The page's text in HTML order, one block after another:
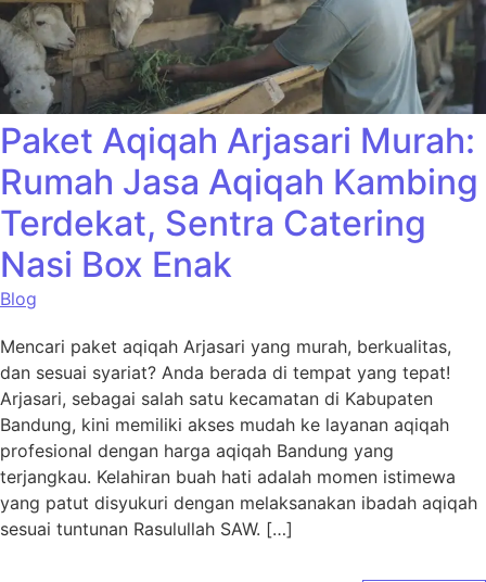
Paket Aqiqah Arjasari Murah:
Rumah Jasa Aqiqah Kambing
Terdekat, Sentra Catering
Nasi Box Enak
Blog
Mencari paket aqiqah Arjasari yang murah, berkualitas,
dan sesuai syariat? Anda berada di tempat yang tepat!
Arjasari, sebagai salah satu kecamatan di Kabupaten
Bandung, kini memiliki akses mudah ke layanan aqiqah
profesional dengan harga aqiqah Bandung yang
terjangkau. Kelahiran buah hati adalah momen istimewa
yang patut disyukuri dengan melaksanakan ibadah aqiqah
sesuai tuntunan Rasulullah SAW. […]